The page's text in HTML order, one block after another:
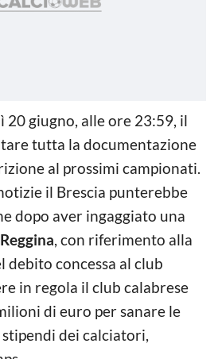
20 giugno, alle ore 23:59, il
tutta la documentazione
al prossimi campionati.
il Brescia punterebbe
dopo aver ingaggiato una
Reggina, con riferimento alla
concessa al club
in regola il club calabrese
di euro per sanare le
dei calciatori,